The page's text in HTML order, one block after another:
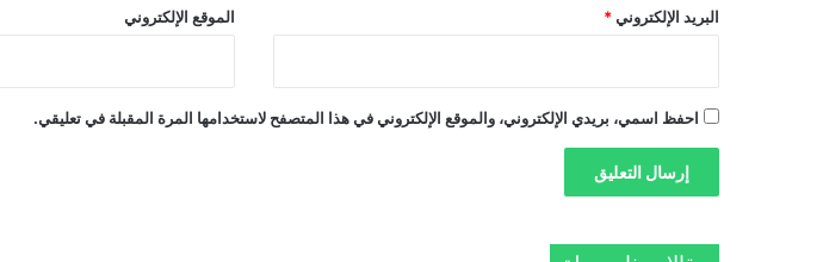
البريد الإلكتروني * الموقع الإلكتروني
احفظ اسمي، بريدي الإلكتروني، والموقع الإلكتروني في هذا المتصفح لاستخدامها المرة المقبلة في تعليقي.